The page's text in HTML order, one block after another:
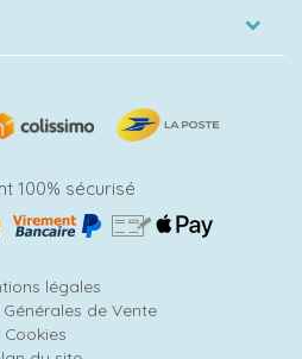
100% sécurisé
légales
de Vente
Cookies